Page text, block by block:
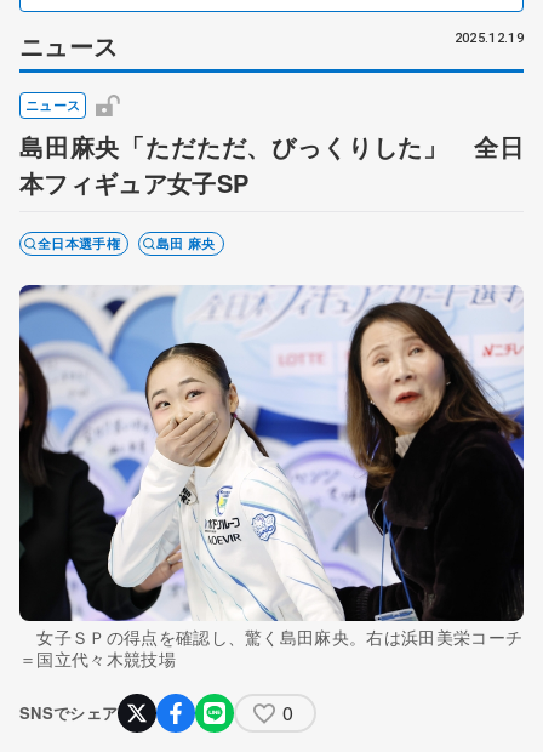
ニュース 2025.12.19
ニュース
島田麻央「ただただ、びっくりした」 全日
本フィギュア女子SP
全日本選手権 島田 麻央
女子ＳＰの得点を確認し、驚く島田麻央。右は浜田美栄コーチ
＝国立代々木競技場
SNSでシェア 0